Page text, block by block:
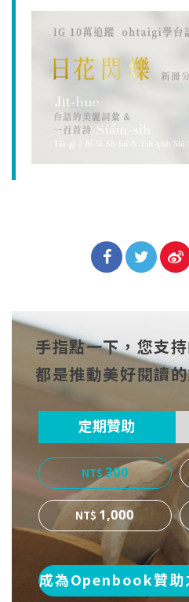
cebo
ok
witt
er
博
手指點一下，您支
都是推動美好閱讀
定期贊助
300
1,000
成為Openbook贊助